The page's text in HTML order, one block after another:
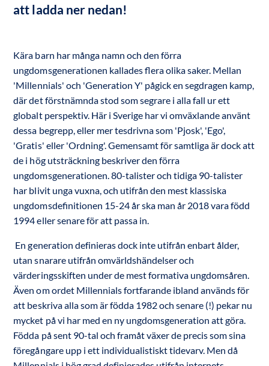
att ladda ner nedan!
Kära barn har många namn och den förra
ungdomsgenerationen kallades ﬂera olika saker. Mellan
'Millennials' och 'Generation Y' pågick en segdragen kamp,
där det förstnämnda stod som segrare i alla fall ur ett
globalt perspektiv. Här i Sverige har vi omväxlande använt
dessa begrepp, eller mer tesdrivna som 'Pjosk', 'Ego',
'Gratis' eller 'Ordning'. Gemensamt för samtliga är dock att
de i hög utsträckning beskriver den förra
ungdomsgenerationen. 80-talister och tidiga 90-talister
har blivit unga vuxna, och utifrån den mest klassiska
ungdomsdeﬁnitionen 15-24 år ska man år 2018 vara född
1994 eller senare för att passa in.
En generation definieras dock inte utifrån enbart ålder,
utan snarare utifrån omvärldshändelser och
värderingsskiften under de mest formativa ungdomsåren.
Även om ordet Millennials fortfarande ibland används för
att beskriva alla som är födda 1982 och senare (!) pekar nu
mycket på vi har med en ny ungdomsgeneration att göra.
Födda på sent 90-tal och framåt växer de precis som sina
föregångare upp i ett individualistiskt tidevarv. Men då